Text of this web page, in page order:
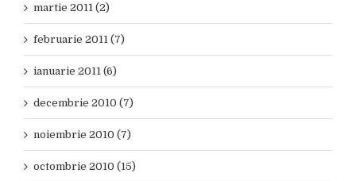
martie 2011 (2)
februarie 2011 (7)
ianuarie 2011 (6)
decembrie 2010 (7)
noiembrie 2010 (7)
octombrie 2010 (15)